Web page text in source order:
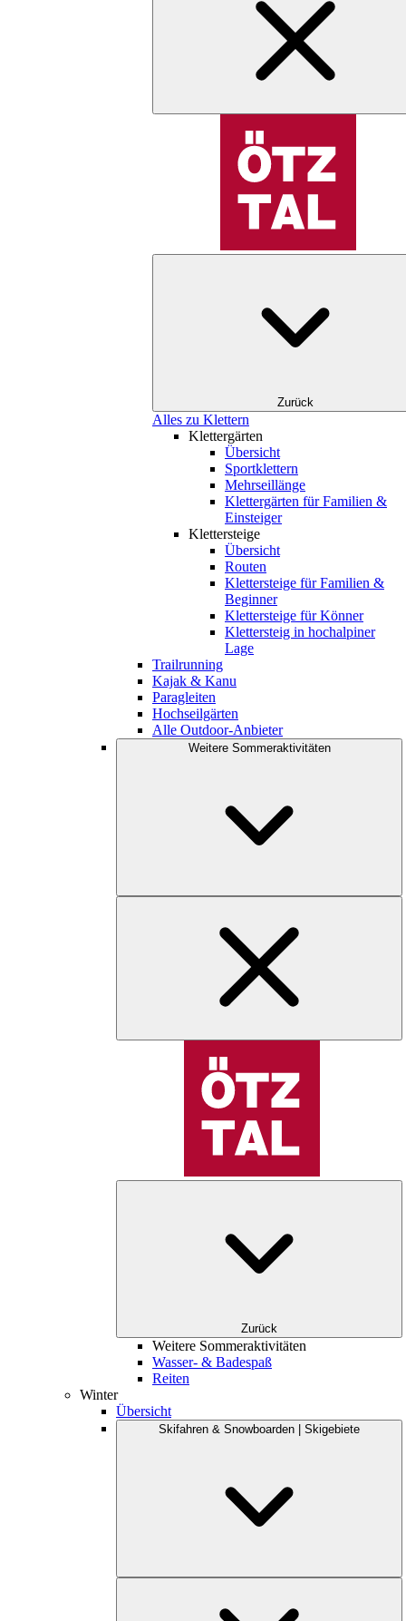
Zurück
Alles zu Klettern
Klettergärten
Übersicht
Sportklettern
Mehrseillänge
Klettergärten für Familien &
Einsteiger
Klettersteige
Übersicht
Routen
Klettersteige für Familien &
Beginner
Klettersteige für Könner
Klettersteig in hochalpiner
Lage
Trailrunning
Kajak & Kanu
Paragleiten
Hochseilgärten
Alle Outdoor-Anbieter
Weitere Sommeraktivitäten
Zurück
Weitere Sommeraktivitäten
Wasser- & Badespaß
Reiten
Winter
Übersicht
Skifahren & Snowboarden | Skigebiete